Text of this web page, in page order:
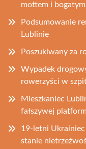
mottem i
Podsumowanie
Lublinie
Poszukiwany za
Wypadek
rowerzyści w
Mieszkaniec
fałszywej
19-letni
stanie